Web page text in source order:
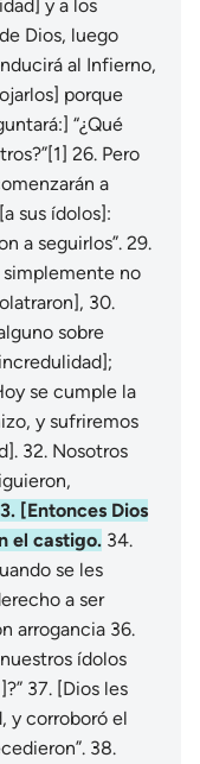
y a los
Dios, luego
al Infierno,
porque
“¿Qué
26. Pero
a
sus ídolos]:
a seguirlos”. 29.
simplemente no
30.
sobre
se cumple la
y sufriremos
32. Nosotros
. [Entonces Dios
el castigo. 34.
se les
a ser
arrogancia 36.
nuestros ídolos
37. [Dios les
y corroboró el
38.